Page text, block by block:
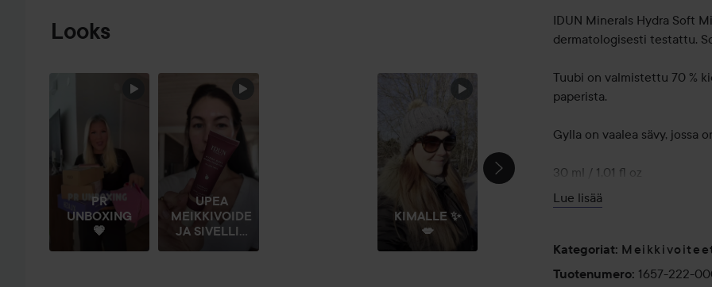
Looks
OHITA OSIO
PR
UNBOXING
💗
UPEA
MEIKKIVOIDE
JA SIVELLI...
KIMALLE ✨
💋
✨ESSENCE
HUULIVÄRI-
IDUN Minerals Hydra Soft
dermatologisesti testattu.
Tuubi on valmistettu 70 %
paperista.
Gylla on vaalea sävy, jossa
30 ml / 1,01 fl oz
Käyttö:
Liquid Foundation Brush -
kunnes saat tasaisen
Lue lisää
Kategoriat:
Tuotenumero: 1657-222-